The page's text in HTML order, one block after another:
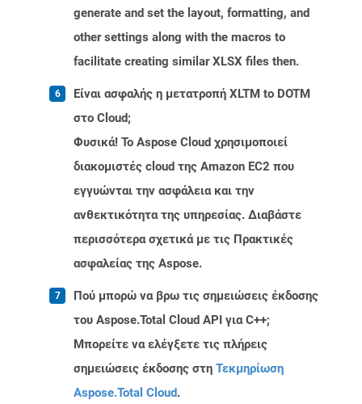
generate and set the layout, formatting, and
other settings along with the macros to
facilitate creating similar XLSX files then.
Είναι ασφαλής η μετατροπή XLTM to DOTM
στο Cloud;
Φυσικά! Το Aspose Cloud χρησιμοποιεί
διακομιστές cloud της Amazon EC2 που
εγγυώνται την ασφάλεια και την
ανθεκτικότητα της υπηρεσίας. Διαβάστε
περισσότερα σχετικά με τις Πρακτικές
ασφαλείας της Aspose.
Πού μπορώ να βρω τις σημειώσεις έκδοσης
του Aspose.Total Cloud API για C++;
Μπορείτε να ελέγξετε τις πλήρεις
σημειώσεις έκδοσης στη Τεκμηρίωση
Aspose.Total Cloud.